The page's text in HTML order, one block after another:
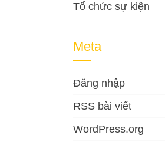
Tổ chức sự kiện
Meta
Đăng nhập
RSS bài viết
WordPress.org